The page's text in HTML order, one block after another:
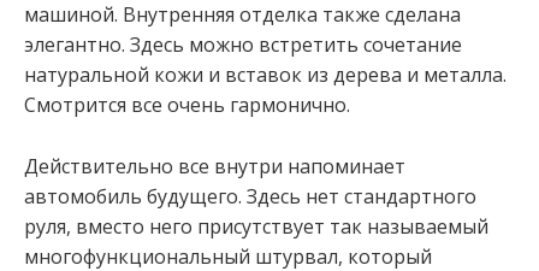
машиной. Внутренняя отделка также сделана
элегантно. Здесь можно встретить сочетание
натуральной кожи и вставок из дерева и металла.
Смотрится все очень гармонично.
Действительно все внутри напоминает
автомобиль будущего. Здесь нет стандартного
руля, вместо него присутствует так называемый
многофункциональный штурвал, который